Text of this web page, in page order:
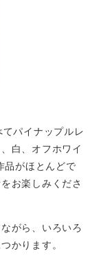
パイナップルレ
白、オフホワイ
品がほとんどで
お楽しみくださ
がら、いろいろ
かります。